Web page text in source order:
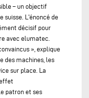
– un objectif
suisse. L'énoncé de
décisif pour
avec elumatec.
», explique
des machines, les
sur place. La
patron et ses